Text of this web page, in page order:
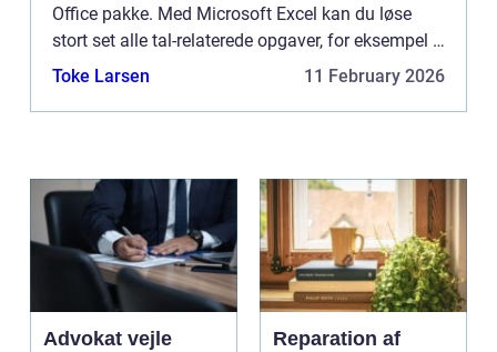
Office pakke. Med Microsoft Excel kan du løse
stort set alle tal-relaterede opgaver, for eksempel i
relation til regnskab, fremskrivninger, stat...
Toke Larsen 11 February 2026
Advokat vejle
Reparation af